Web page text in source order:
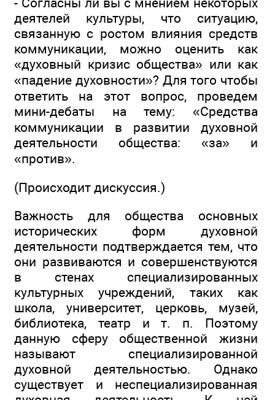
деятелей культуры, что ситуацию,
связанную с ростом влияния средств
коммуникации, можно оценить как
«духовный кризис общества» или как
«падение духовности»? Для того чтобы
ответить на этот вопрос, проведем
мини-дебаты на тему: «Средства
коммуникации в развитии духовной
деятельности общества: «за» и
«против».
(Происходит дискуссия.)
Важность для общества основных
исторических форм духовной
деятельности подтверждается тем, что
они развиваются и совершенствуются
в стенах специализированных
культурных учреждений, таких как
школа, университет, церковь, музей,
библиотека, театр и т. п. Поэтому
данную сферу общественной жизни
называют специализированной
духовной деятельностью. Однако
существует и неспециализированная